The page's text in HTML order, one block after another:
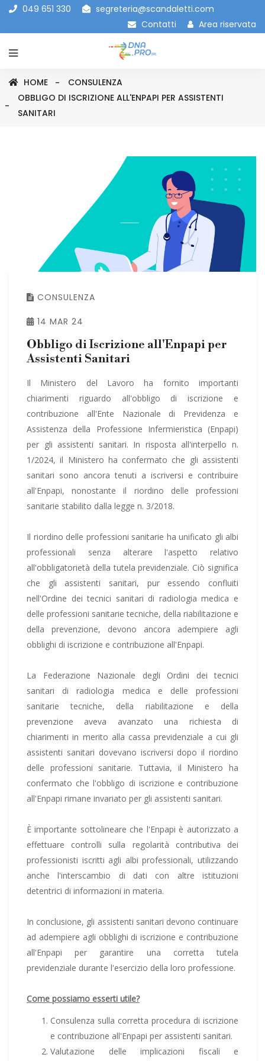
049 651 330
segreteria@scandaletti.com
Contatti
Area riservata
HOME
CONSULENZA
OBBLIGO DI ISCRIZIONE ALL'ENPAPI PER ASSISTENTI
SANITARI
CONSULENZA
14 MAR 24
Obbligo di Iscrizione all'Enpapi per
Assistenti Sanitari
Il Ministero del Lavoro ha fornito importanti
chiarimenti riguardo all'obbligo di iscrizione e
contribuzione all'Ente Nazionale di Previdenza e
Assistenza della Professione Infermieristica (Enpapi)
per gli assistenti sanitari. In risposta all'interpello n.
1/2024, il Ministero ha confermato che gli assistenti
sanitari sono ancora tenuti a iscriversi e contribuire
all'Enpapi, nonostante il riordino delle professioni
sanitarie stabilito dalla legge n. 3/2018.
Il riordino delle professioni sanitarie ha unificato gli albi
professionali senza alterare l'aspetto relativo
all'obbligatorietà della tutela previdenziale. Ciò significa
che gli assistenti sanitari, pur essendo confluiti
nell'Ordine dei tecnici sanitari di radiologia medica e
delle professioni sanitarie tecniche, della riabilitazione e
della prevenzione, devono ancora adempiere agli
obblighi di iscrizione e contribuzione all'Enpapi.
La Federazione Nazionale degli Ordini dei tecnici
sanitari di radiologia medica e delle professioni
sanitarie tecniche, della riabilitazione e della
prevenzione aveva avanzato una richiesta di
chiarimenti in merito alla cassa previdenziale a cui gli
assistenti sanitari dovevano iscriversi dopo il riordino
delle professioni sanitarie. Tuttavia, il Ministero ha
confermato che l'obbligo di iscrizione e contribuzione
all'Enpapi rimane invariato per gli assistenti sanitari.
È importante sottolineare che l'Enpapi è autorizzato a
effettuare controlli sulla regolarità contributiva dei
professionisti iscritti agli albi professionali, utilizzando
anche l'interscambio di dati con altre istituzioni
detentrici di informazioni in materia.
In conclusione, gli assistenti sanitari devono continuare
ad adempiere agli obblighi di iscrizione e contribuzione
all'Enpapi per garantire una corretta tutela
previdenziale durante l'esercizio della loro professione.
Come possiamo esserti utile?
Consulenza sulla corretta procedura di iscrizione
e contribuzione all'Enpapi per assistenti sanitari.
Valutazione delle implicazioni fiscali e